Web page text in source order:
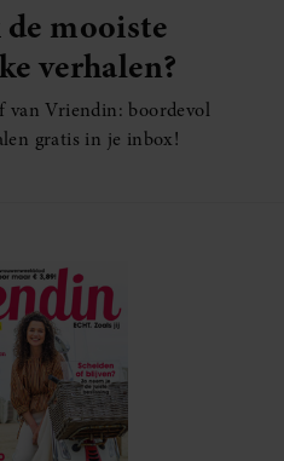
de mooiste
verhalen?
van Vriendin: boordevol
gratis in je inbox!